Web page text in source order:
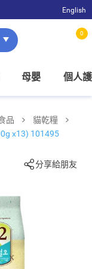
English
0
母嬰 個人
品
貓乾糧
x13) 101495
分享給朋友